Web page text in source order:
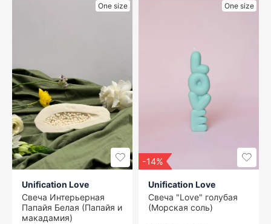
One size
Unification Love
Свеча Интерьерная
Папайя Белая (Папайя и
макадамия)
One size
-14%
Unification Love
Свеча "Love" голубая
(Морская соль)